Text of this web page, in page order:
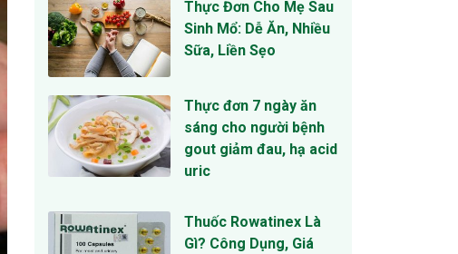
Thực Đơn Cho Mẹ Sau
Sinh Mổ: Dễ Ăn, Nhiều
Sữa, Liền Sẹo
Thực đơn 7 ngày ăn
sáng cho người bệnh
gout giảm đau, hạ acid
uric
Thuốc Rowatinex Là
Gì? Công Dụng, Giá